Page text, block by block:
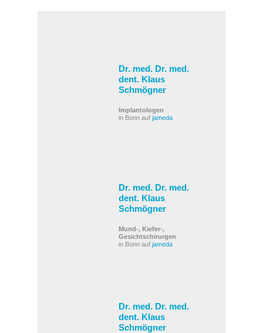
Dr. med. Dr. med.
dent. Klaus
Schmögner
Implantologen
in Bonn auf jameda
Dr. med. Dr. med.
dent. Klaus
Schmögner
Mund-, Kiefer-,
Gesichtschirurgen
in Bonn auf jameda
Dr. med. Dr. med.
dent. Klaus
Schmögner